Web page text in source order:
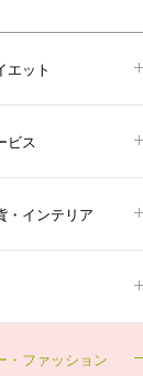
エット
ビス
・インテリア
・ファッション